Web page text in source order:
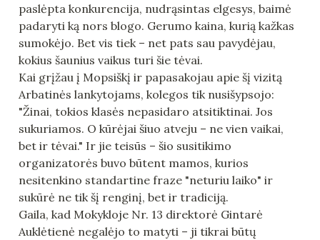
paslėpta konkurencija, nudrąsintas elgesys, baimė
padaryti ką nors blogo. Gerumo kaina, kurią kažkas
sumokėjo. Bet vis tiek – net pats sau pavydėjau,
kokius šaunius vaikus turi šie tėvai.
Kai grįžau į Mopsiškį ir papasakojau apie šį vizitą
Arbatinės lankytojams, kolegos tik nusišypsojo:
"Žinai, tokios klasės nepasidaro atsitiktinai. Jos
sukuriamos. O kūrėjai šiuo atveju – ne vien vaikai,
bet ir tėvai." Ir jie teisūs – šio susitikimo
organizatorės buvo būtent mamos, kurios
nesitenkino standartine fraze "neturiu laiko" ir
sukūrė ne tik šį renginį, bet ir tradiciją.
Gaila, kad Mokykloje Nr. 13 direktorė Gintarė
Auklėtienė negalėjo to matyti – ji tikrai būtų